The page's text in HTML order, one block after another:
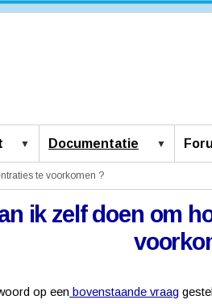
Documentatie
te voorkomen ?
ik zelf doen om
op een bovenstaande vraag